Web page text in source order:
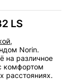
LS
,
Norin.
на различное
комфортом
расстояниях.